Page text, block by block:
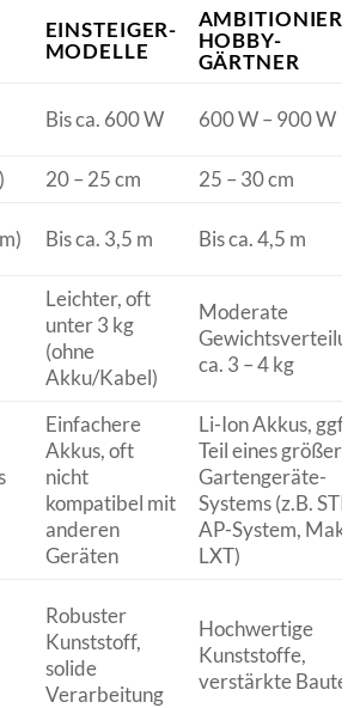
EINSTEIGER-
MODELLE
HOBBY-
GÄRTNER
Bis ca. 600 W 600 W – 900 W
20 – 25 cm 25 – 30 cm
Bis ca. 3,5 m Bis ca. 4,5 m
Leichter, oft
unter 3 kg
(ohne
Akku/Kabel)
Moderate
ca. 3 – 4 kg
Einfachere
Akkus, oft
nicht
kompatibel mit
anderen
Geräten
Li-Ion Akkus, ggf.
Teil eines
Gartengeräte-
Systems (z.B.
AP-System,
LXT)
Robuster
Kunststoff,
solide
Verarbeitung
Hochwertige
Kunststoffe,
verstärkte